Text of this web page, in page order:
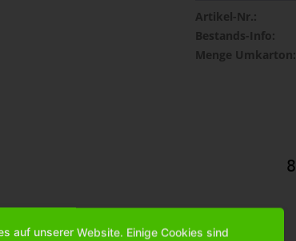
Artikel-Nr.:
Bestands-Info:
Menge Umkarton:
8
auf unserer Website. Einige Cookies sind